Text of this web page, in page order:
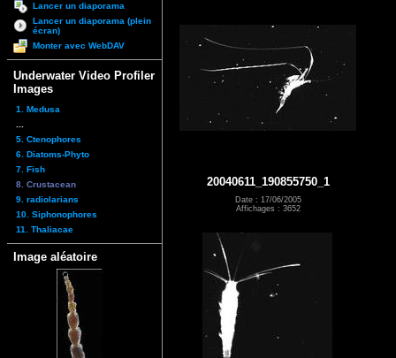
Lancer un diaporama
Lancer un diaporama (plein
écran)
Monter avec WebDAV
Underwater Video Profiler
Images
1. Medusa
5. Ctenophores
6. Diatoms-Phyto
7. Fish
8. Crustacean
9. radiolarians
10. Siphonophores
11. Thaliacae
Image aléatoire
20040611_190855750_1
Date : 17/06/2005
Affichages : 3652